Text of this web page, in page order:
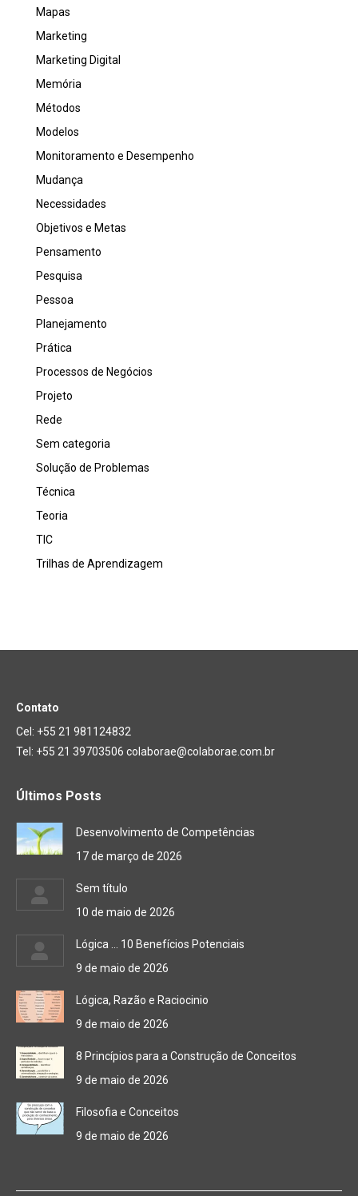
Mapas
Marketing
Marketing Digital
Memória
Métodos
Modelos
Monitoramento e Desempenho
Mudança
Necessidades
Objetivos e Metas
Pensamento
Pesquisa
Pessoa
Planejamento
Prática
Processos de Negócios
Projeto
Rede
Sem categoria
Solução de Problemas
Técnica
Teoria
TIC
Trilhas de Aprendizagem
Contato
Cel: +55 21 981124832
Tel: +55 21 39703506 colaborae@colaborae.com.br
Últimos Posts
Desenvolvimento de Competências
17 de março de 2026
Sem título
10 de maio de 2026
Lógica … 10 Benefícios Potenciais
9 de maio de 2026
Lógica, Razão e Raciocinio
9 de maio de 2026
8 Princípios para a Construção de Conceitos
9 de maio de 2026
Filosofia e Conceitos
9 de maio de 2026